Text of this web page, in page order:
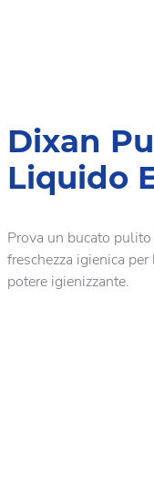
Dixan
Liquido
Prova un bucato
freschezza igienica
potere igienizzante.